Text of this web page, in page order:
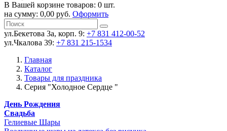
В Вашей корзине товаров: 0 шт.
на сумму: 0,00 руб. Оформить
ул.Бекетова 3а, корп. 9: +7 831 412-00-52
ул.Чкалова 39: +7 831 215-1534
Главная
Каталог
Товары для праздника
Серия "Холодное Сердце "
День Рождения
Свадьба
Гелиевые Шары